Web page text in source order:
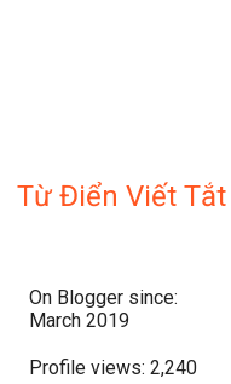
Từ Điển Viết Tắt
On Blogger since:
March 2019
Profile views: 2,240